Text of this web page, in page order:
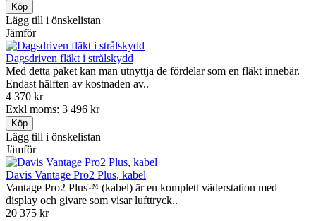
Lägg till i önskelistan
Jämför
Dagsdriven fläkt i strålskydd
Med detta paket kan man utnyttja de fördelar som en fläkt innebär.
Endast hälften av kostnaden av..
4 370 kr
Exkl moms: 3 496 kr
Lägg till i önskelistan
Jämför
Davis Vantage Pro2 Plus, kabel
Vantage Pro2 Plus™ (kabel) är en komplett väderstation med
display och givare som visar lufttryck..
20 375 kr